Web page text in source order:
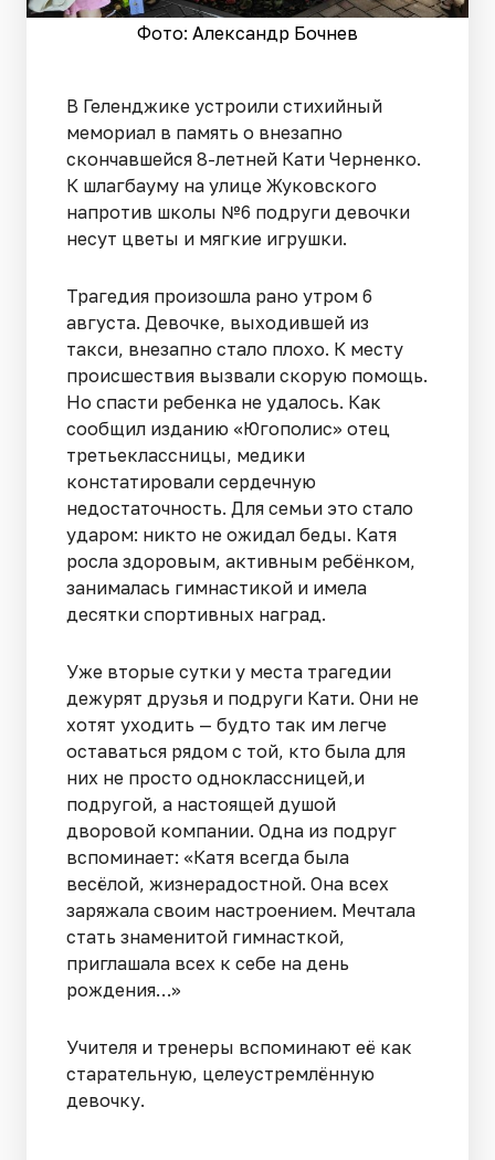
Фото: Александр Бочнев
В Геленджике устроили стихийный
мемориал в память о внезапно
скончавшейся 8-летней Кати Черненко.
К шлагбауму на улице Жуковского
напротив школы №6 подруги девочки
несут цветы и мягкие игрушки.
Трагедия произошла рано утром 6
августа. Девочке, выходившей из
такси, внезапно стало плохо. К месту
происшествия вызвали скорую помощь.
Но спасти ребенка не удалось. Как
сообщил изданию «Югополис» отец
третьеклассницы, медики
констатировали сердечную
недостаточность. Для семьи это стало
ударом: никто не ожидал беды. Катя
росла здоровым, активным ребёнком,
занималась гимнастикой и имела
десятки спортивных наград.
Уже вторые сутки у места трагедии
дежурят друзья и подруги Кати. Они не
хотят уходить — будто так им легче
оставаться рядом с той, кто была для
них не просто одноклассницей,и
подругой, а настоящей душой
дворовой компании. Одна из подруг
вспоминает: «Катя всегда была
весёлой, жизнерадостной. Она всех
заряжала своим настроением. Мечтала
стать знаменитой гимнасткой,
приглашала всех к себе на день
рождения…»
Учителя и тренеры вспоминают её как
старательную, целеустремлённую
девочку.